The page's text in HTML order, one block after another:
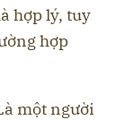
hợp lý, tuy
hợp
một người